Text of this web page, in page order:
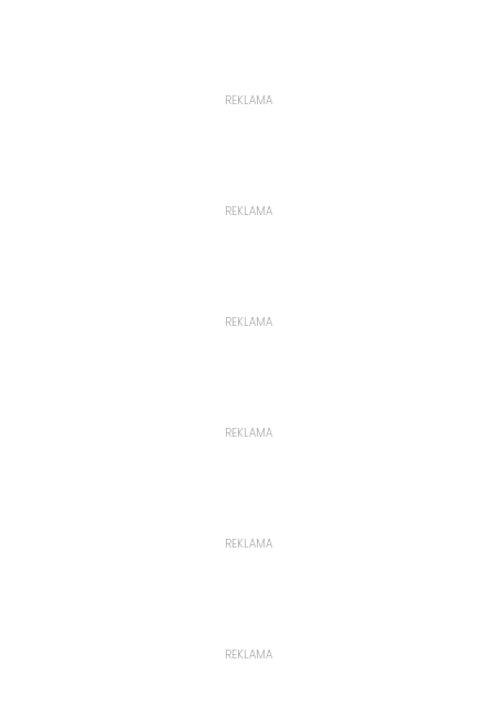
REKLAMA
REKLAMA
REKLAMA
REKLAMA
REKLAMA
REKLAMA